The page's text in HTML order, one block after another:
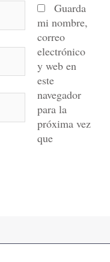
Guarda
mi nombre,
correo
electrónico
y web en
este
navegador
para la
próxima vez
que